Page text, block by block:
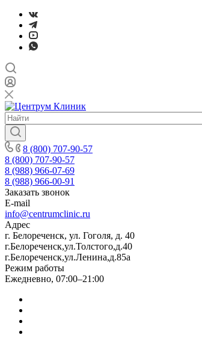
8 (800) 707-90-57
8 (800) 707-90-57
8 (988) 966-07-69
8 (988) 966-00-91
Заказать звонок
E-mail
info@centrumclinic.ru
Адрес
г. Белореченск, ул. Гоголя, д. 40
г.Белореченск,ул.Толстого,д.40
г.Белореченск,ул.Ленина,д.85а
Режим работы
Ежедневно, 07:00–21:00